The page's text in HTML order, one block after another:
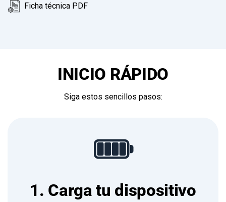
Ficha técnica PDF
INICIO RÁPIDO
Siga estos sencillos pasos:
1. Carga tu dispositivo